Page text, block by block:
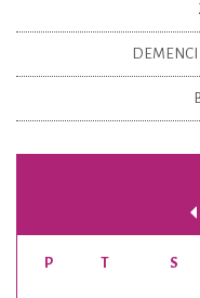
DEMENCI
P T S